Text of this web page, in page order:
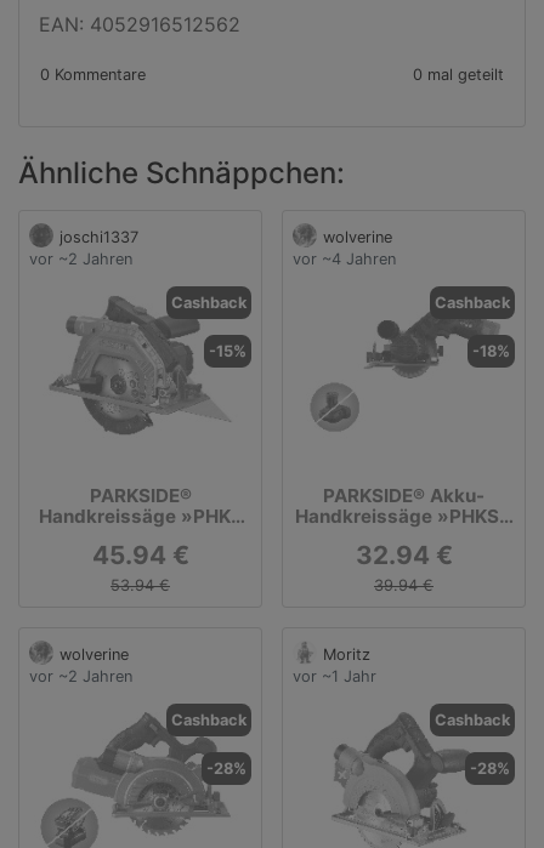
EAN: 4052916512562
0 Kommentare 0 mal geteilt
Ähnliche Schnäppchen:
joschi1337
vor ~2 Jahren
Cashback
-15%
PARKSIDE®
Handkreissäge »PHKS
45.94 €
53.94 €
wolverine
vor ~4 Jahren
Cashback
-18%
PARKSIDE® Akku-
Handkreissäge »PHKSA
und Ladegerät)
32.94 €
39.94 €
wolverine
vor ~2 Jahren
Cashback
-28%
Moritz
vor ~1 Jahr
Cashback
-28%